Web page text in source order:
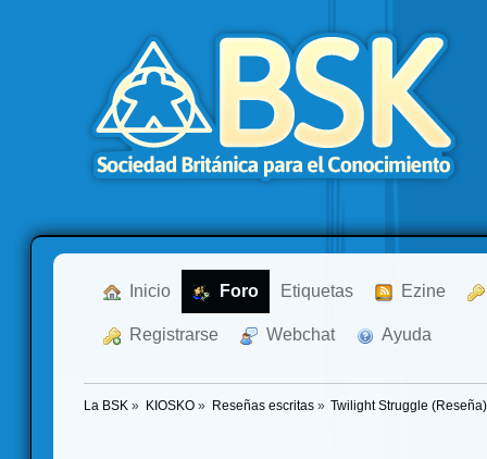
Inicio Foro Etiquetas Ezine
Registrarse Webchat Ayuda
La BSK » KIOSKO» Reseñas escritas» Twilight Struggle